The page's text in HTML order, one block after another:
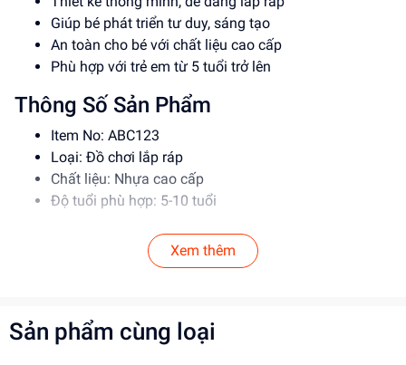
Giúp bé phát triển tư duy, sáng tạo
An toàn cho bé với chất liệu cao cấp
Phù hợp với trẻ em từ 5 tuổi trở lên
Thông Số Sản Phẩm
Item No: ABC123
Loại: Đồ chơi lắp ráp
Chất liệu: Nhựa cao cấp
Độ tuổi phù hợp: 5-10 tuổi
Hướng Dẫn Sử Dụng
Đọc kỹ hướng dẫn trước khi sử dụng
Lợi Ích Phát Triển
Xem thêm
Sản phẩm cùng loại